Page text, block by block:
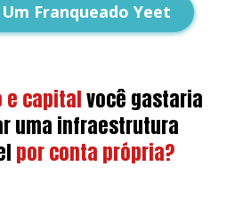
Franqueado Yeet
e capitalvocê gastaria
uma infraestrutura
por conta própria?